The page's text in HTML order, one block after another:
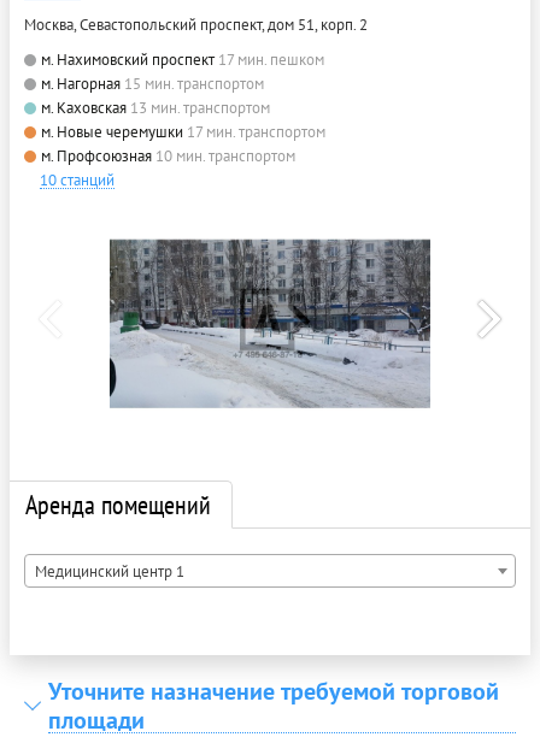
Москва, Севастопольский проспект, дом 51, корп. 2
м. Нахимовский проспект 17 мин. пешком
м. Нагорная 15 мин. транспортом
м. Каховская 13 мин. транспортом
м. Новые черемушки 17 мин. транспортом
м. Профсоюзная 10 мин. транспортом
10 станций
Аренда помещений
Медицинский центр 1
Уточните назначение требуемой торговой
площади